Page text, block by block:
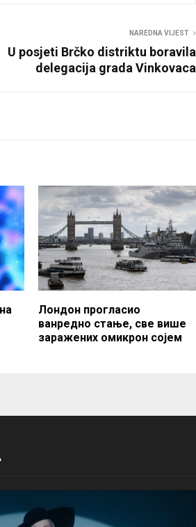
NAREDNA VIJEST
U posjeti Brčko distriktu boravila
delegacija grada Vinkovaca
Лондон прогласио
ванредно стање, све више
заражених омикрон сојем